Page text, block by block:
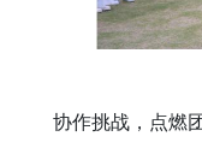
协作挑战，点燃